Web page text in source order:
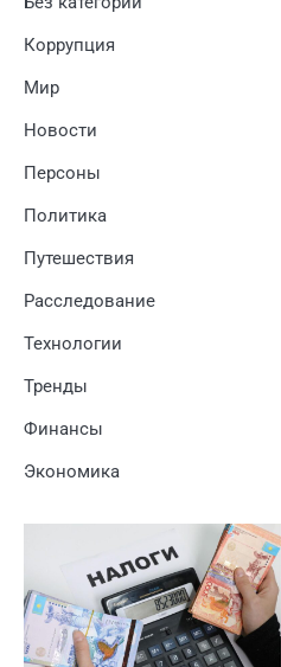
Коррупция
Мир
Новости
Персоны
Политика
Путешествия
Расследование
Технологии
Тренды
Финансы
Экономика